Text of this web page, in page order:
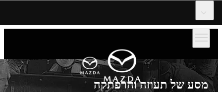
מסע של תעוזה והרפתקה